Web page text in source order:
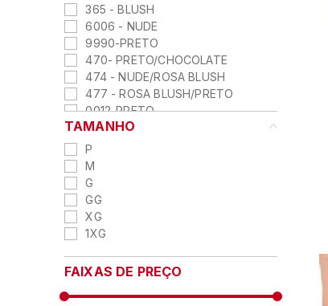
365 - BLUSH
6006 - NUDE
9990-PRETO
470- PRETO/CHOCOLATE
474 - NUDE/ROSA BLUSH
477 - ROSA BLUSH/PRETO
0012-PRETO
0102-CHOCOLATE
330 - BRANCO/CHOCOLATE
331 - PRETO/CHOCOLATE
381-SUPER BLACK
012-PRETO
008-PISTACHE
TAMANHO
P
M
G
GG
XG
1XG
FAIXAS DE PREÇO